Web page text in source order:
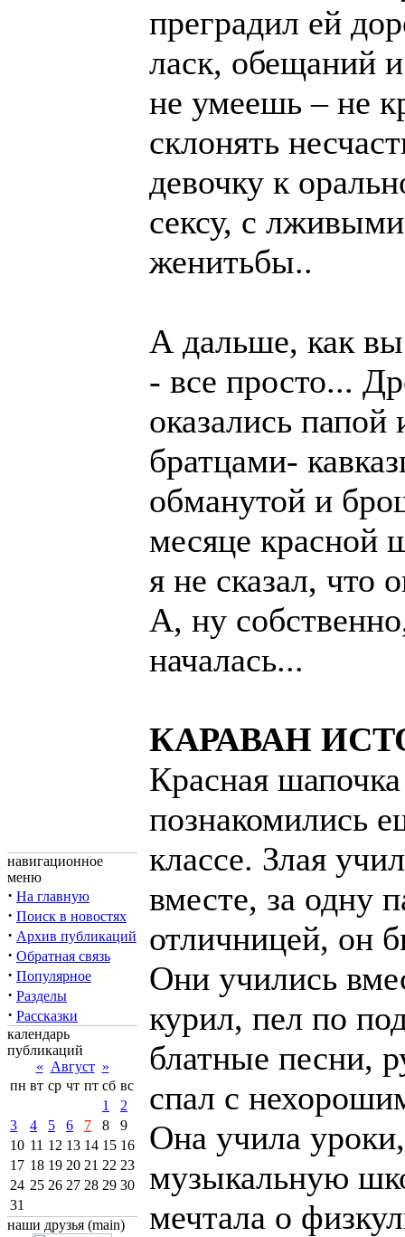
навигационное
меню
· На главную
· Поиск в новостях
· Архив публикаций
· Обратная связь
· Популярное
· Разделы
· Рассказки
календарь
публикаций
« Август »
пн вт ср чт пт сб вс
1
2
3
4 5 6 7 8
9
10 11 12 13 14 15 16
17 18 19 20 21 22 23
24 25 26 27 28 29 30
31
наши друзья (main)
преградил ей
ласк, обещаний
не умеешь – не
склонять
девочку к
сексу, с
женитьбы..
А дальше, как
- все просто...
оказались
братцами-
обманутой и
месяце красной
я не сказал, что
А, ну
началась...
КАРАВАН
Красная
познакомились
классе. Злая
вместе, за одну
отличницей, он
Они учились
курил, пел по
блатные песни,
спал с
Она учила
музыкальную
мечтала о